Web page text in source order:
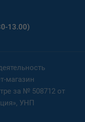
13.00)
магазин
за № 508712 от
УНП